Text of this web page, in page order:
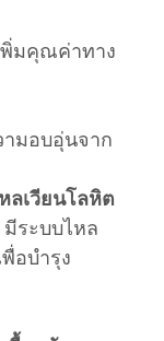
พิ่มคุณค่าทาง
ามอบอุ่นจาก
ลเวียนโลหิต
มีระบบไหล
อบำรุง